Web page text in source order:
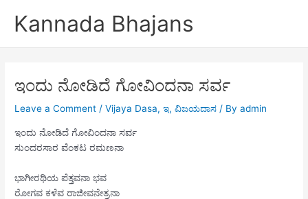
Kannada Bhajans
ಇಂದು ನೋಡಿದೆ ಗೋವಿಂದನಾ ಸರ್ವ
Leave a Comment /Vijaya Dasa,ಇ,ವಿಜಯದಾಸ / Byadmin
ಇಂದು ನೋಡಿದೆ ಗೋವಿಂದನಾ ಸರ್ವ
ಸುಂದರಸಾರ ವೆಂಕಟ ರಮಣನಾ
ಭಾಗೀರಥಿಯ ಪೆತ್ತವನಾ ಭವ
ರೋಗವ ಕಳೆವ ರಾಜೀವನೇತ್ರನಾ